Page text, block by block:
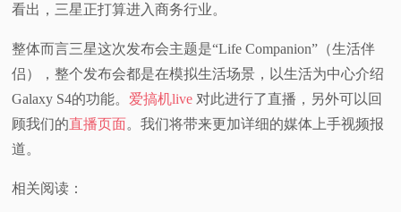
看出，三星正打算进入商务行业。
整体而言三星这次发布会主题是“Life Companion”（生活伴
侣），整个发布会都是在模拟生活场景，以生活为中心介绍
Galaxy S4的功能。 爱搞机live 对此进行了直播，另外可以回
顾我们的直播页面。我们将带来更加详细的媒体上手视频报
道。
相关阅读：